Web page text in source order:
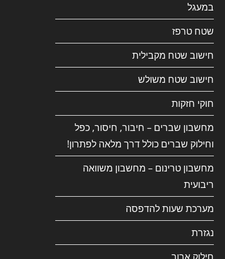
במעגל
שטח טרפז
חישוב שטח מקבילית
חישוב שטח משולש
חוקי חזקות
מחשבון שברים – חיבור, חיסור, כפל
וחילוק שברים כולל דרך מלאה לפתרון!
מחשבון טרינום – מחשבון משוואה
ריבועית
מערכת שעות להדפסה
נגזרת